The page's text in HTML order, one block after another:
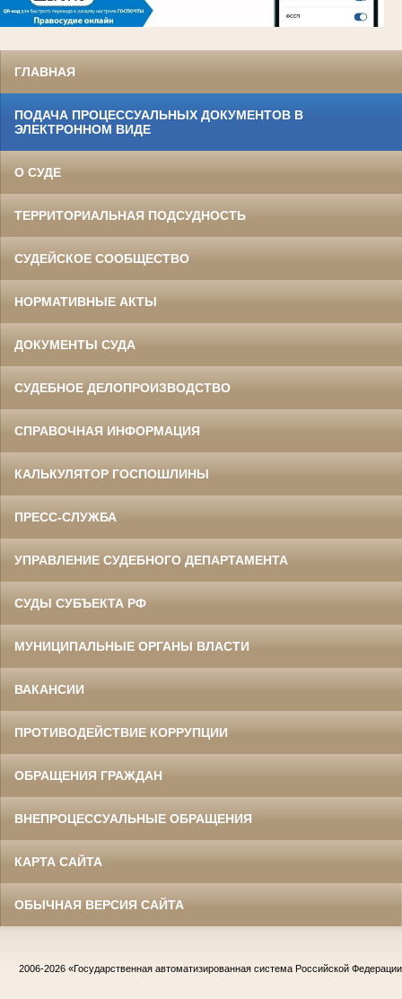
ГЛАВНАЯ
ПОДАЧА ПРОЦЕССУАЛЬНЫХ ДОКУМЕНТОВ В
ЭЛЕКТРОННОМ ВИДЕ
О СУДЕ
ТЕРРИТОРИАЛЬНАЯ ПОДСУДНОСТЬ
СУДЕЙСКОЕ СООБЩЕСТВО
НОРМАТИВНЫЕ АКТЫ
ДОКУМЕНТЫ СУДА
СУДЕБНОЕ ДЕЛОПРОИЗВОДСТВО
СПРАВОЧНАЯ ИНФОРМАЦИЯ
КАЛЬКУЛЯТОР ГОСПОШЛИНЫ
ПРЕСС-СЛУЖБА
УПРАВЛЕНИЕ СУДЕБНОГО ДЕПАРТАМЕНТА
СУДЫ СУБЪЕКТА РФ
МУНИЦИПАЛЬНЫЕ ОРГАНЫ ВЛАСТИ
ВАКАНСИИ
ПРОТИВОДЕЙСТВИЕ КОРРУПЦИИ
ОБРАЩЕНИЯ ГРАЖДАН
ВНЕПРОЦЕССУАЛЬНЫЕ ОБРАЩЕНИЯ
КАРТА САЙТА
ОБЫЧНАЯ ВЕРСИЯ САЙТА
2006-2026 «Государственная автоматизированная система Российской